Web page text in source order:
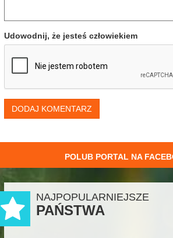
Udowodnij, że jesteś człowiekiem
DODAJ KOMENTARZ
POLUB PORTAL NA
NAJPOPULARNIEJSZE
PAŃSTWA